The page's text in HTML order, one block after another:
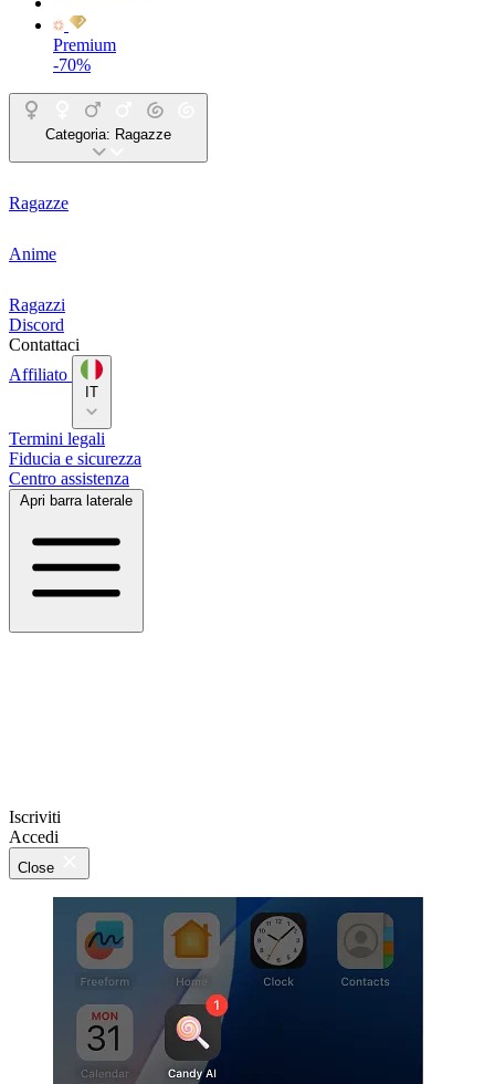
Premium
-70%
Categoria: Ragazze
Ragazze
Anime
Ragazzi
Discord
Contattaci
Affiliato
IT
Termini legali
Fiducia e sicurezza
Centro assistenza
Apri barra laterale
Iscriviti
Accedi
Close